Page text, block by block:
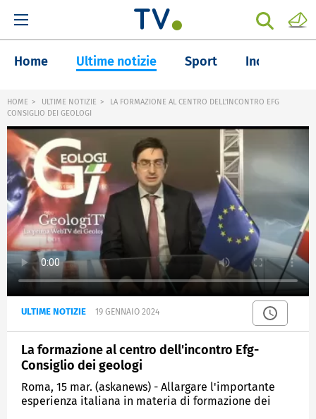
Home Ultime notizie Sport Inchieste
HOME ULTIME NOTIZIE
LA FORMAZIONE AL CENTRO DELL'INCONTRO EFG
CONSIGLIO DEI GEOLOGI
ULTIME NOTIZIE 19 GENNAIO 2024
La formazione al centro dell'incontro Efg-
Consiglio dei geologi
Roma, 15 mar. (askanews) - Allargare l'importante
esperienza italiana in materia di formazione dei